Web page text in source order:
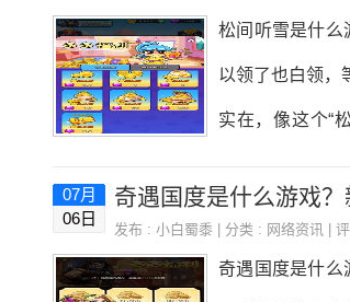
松间听雪是什么
以领了也白领，
实在，像这个“
打，在“任务”领
07月
06日
奇遇国度是什么游戏
发布 : 小白蜀黍 | 分类 : 网络资讯 |
奇遇国度是什么